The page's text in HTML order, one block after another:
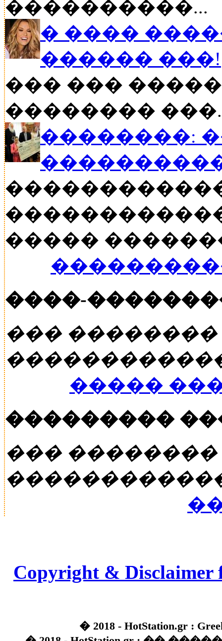
����������...
� ����
������ ���!
��� ���
��������
��������:
�����
����-
���
�����
���������
���
Copyright & Disclaimer
� 2018 - HotStation.gr :